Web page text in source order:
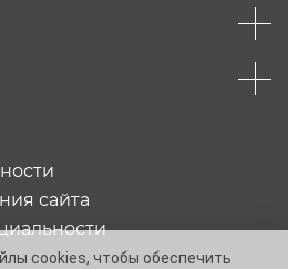
сайта
cookies, чтобы обеспечить